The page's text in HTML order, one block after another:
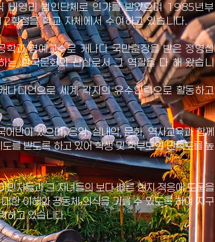
비영리 법인단체로 인가를 받았으며 1985년부
점을 학교 자체에서 수여하고 있습니다.
과 명예교수로 캐나다 국민훈장을 받은 정영섭
는 한국문화의 산실로서 그 역할을 다 해 왔습니
디언으로 세계 각지의 유수인력으로 활동하고
반이 있으며, 음악, 실내악, 문화, 역사교육과 함께
를 받도록 하고 있어 학생 및 학부모의 만족도를 높
자들과 그 자녀들의 보다 빠른 현지 적응에 도움을
한 이해와 공동체 의식을 기를 수 있도록 하여 지구
하고 있습니다.